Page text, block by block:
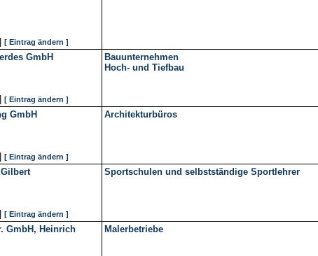
[ Eintrag ändern ]
GmbH
[ Eintrag ändern ]
Bauunternehmen
Hoch- und Tiefbau
GmbH
[ Eintrag ändern ]
Architekturbüros
[ Eintrag ändern ]
Sportschulen und selbstständige Sportlehrer
GmbH, Heinrich
Malerbetriebe